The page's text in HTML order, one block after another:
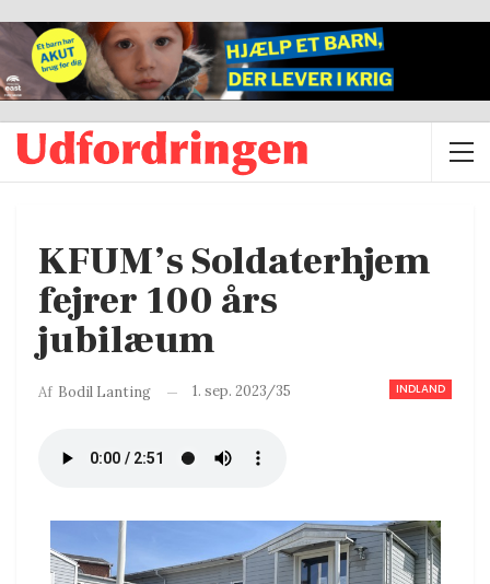
KFUM’s Soldaterhjem
fejrer 100 års
jubilæum
INDLAND
Af Bodil Lanting 1. sep. 2023/35